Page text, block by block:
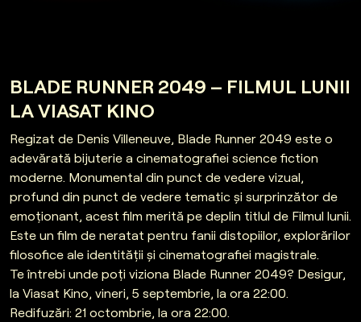
BLADE RUNNER 2049 – FILMUL LUNII
LA VIASAT KINO
Regizat de Denis Villeneuve, Blade Runner 2049 este o
adevărată bijuterie a cinematografiei science fiction
moderne. Monumental din punct de vedere vizual,
profund din punct de vedere tematic și surprinzător de
emoționant, acest film merită pe deplin titlul de Filmul lunii.
Este un film de neratat pentru fanii distopiilor, explorărilor
filosofice ale identității și cinematografiei magistrale.
Te întrebi unde poți viziona Blade Runner 2049? Desigur,
la Viasat Kino, vineri, 5 septembrie, la ora 22:00.
Redifuzări: 21 octombrie, la ora 22:00.